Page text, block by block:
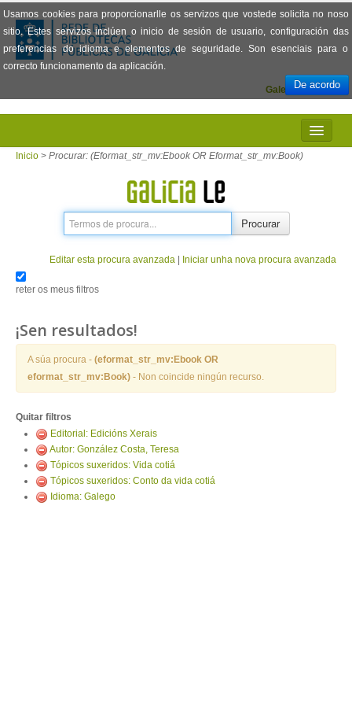
Usamos cookies para proporcionarlle os servizos que vostede solicita no noso
sitio. Estes servizos inclúen o inicio de sesión de usuario, configuración das
preferencias do idioma e elementos de seguridade. Son esenciais para o
correcto funcionamento da aplicación.
De acordo
Español
Galego
INICIO
PRÉSTAMO
ENTRAR
Inicio > Procurar: (Eformat_str_mv:Ebook OR Eformat_str_mv:Book)
Procurar
Editar esta procura avanzada Iniciar unha nova procura avanzada
reter os meus filtros
¡Sen resultados!
A súa procura - (eformat_str_mv:Ebook OR
eformat_str_mv:Book) - Non coincide ningún recurso.
Quitar filtros
Editorial: Edicións Xerais
Autor: González Costa, Teresa
Tópicos suxeridos: Vida cotiá
Tópicos suxeridos: Conto da vida cotiá
Idioma: Galego